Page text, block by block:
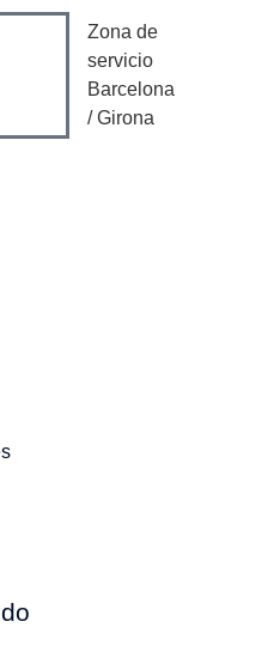
Zona de
servicio
Barcelona
/ Girona